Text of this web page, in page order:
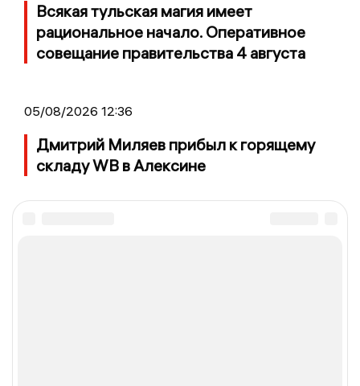
Всякая тульская магия имеет
рациональное начало. Оперативное
совещание правительства 4 августа
05/08/2026 12:36
Дмитрий Миляев прибыл к горящему
складу WB в Алексине